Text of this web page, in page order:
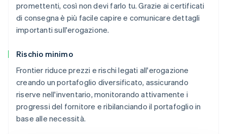
promettenti, così non devi farlo tu. Grazie ai certificati
di consegna è più facile capire e comunicare dettagli
importanti sull'erogazione.
Rischio minimo
Frontier riduce prezzi e rischi legati all'erogazione
creando un portafoglio diversificato, assicurando
riserve nell'inventario, monitorando attivamente i
progressi del fornitore e ribilanciando il portafoglio in
base alle necessità.